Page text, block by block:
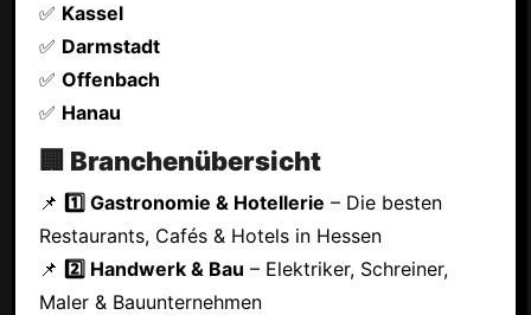
✅ Kassel
✅ Darmstadt
✅ Offenbach
✅ Hanau
🏢 Branchenübersicht
📌 1️⃣ Gastronomie & Hotellerie – Die besten
Restaurants, Cafés & Hotels in Hessen
📌 2️⃣ Handwerk & Bau – Elektriker, Schreiner,
Maler & Bauunternehmen